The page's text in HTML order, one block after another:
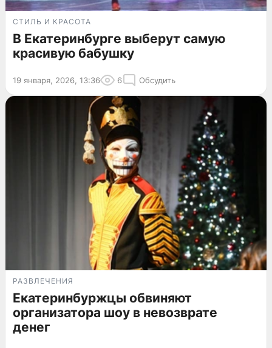
СТИЛЬ И КРАСОТА
В Екатеринбурге выберут самую
красивую бабушку
19 января, 2026, 13:36 6 Обсудить
РАЗВЛЕЧЕНИЯ
Екатеринбуржцы обвиняют
организатора шоу в невозврате
денег